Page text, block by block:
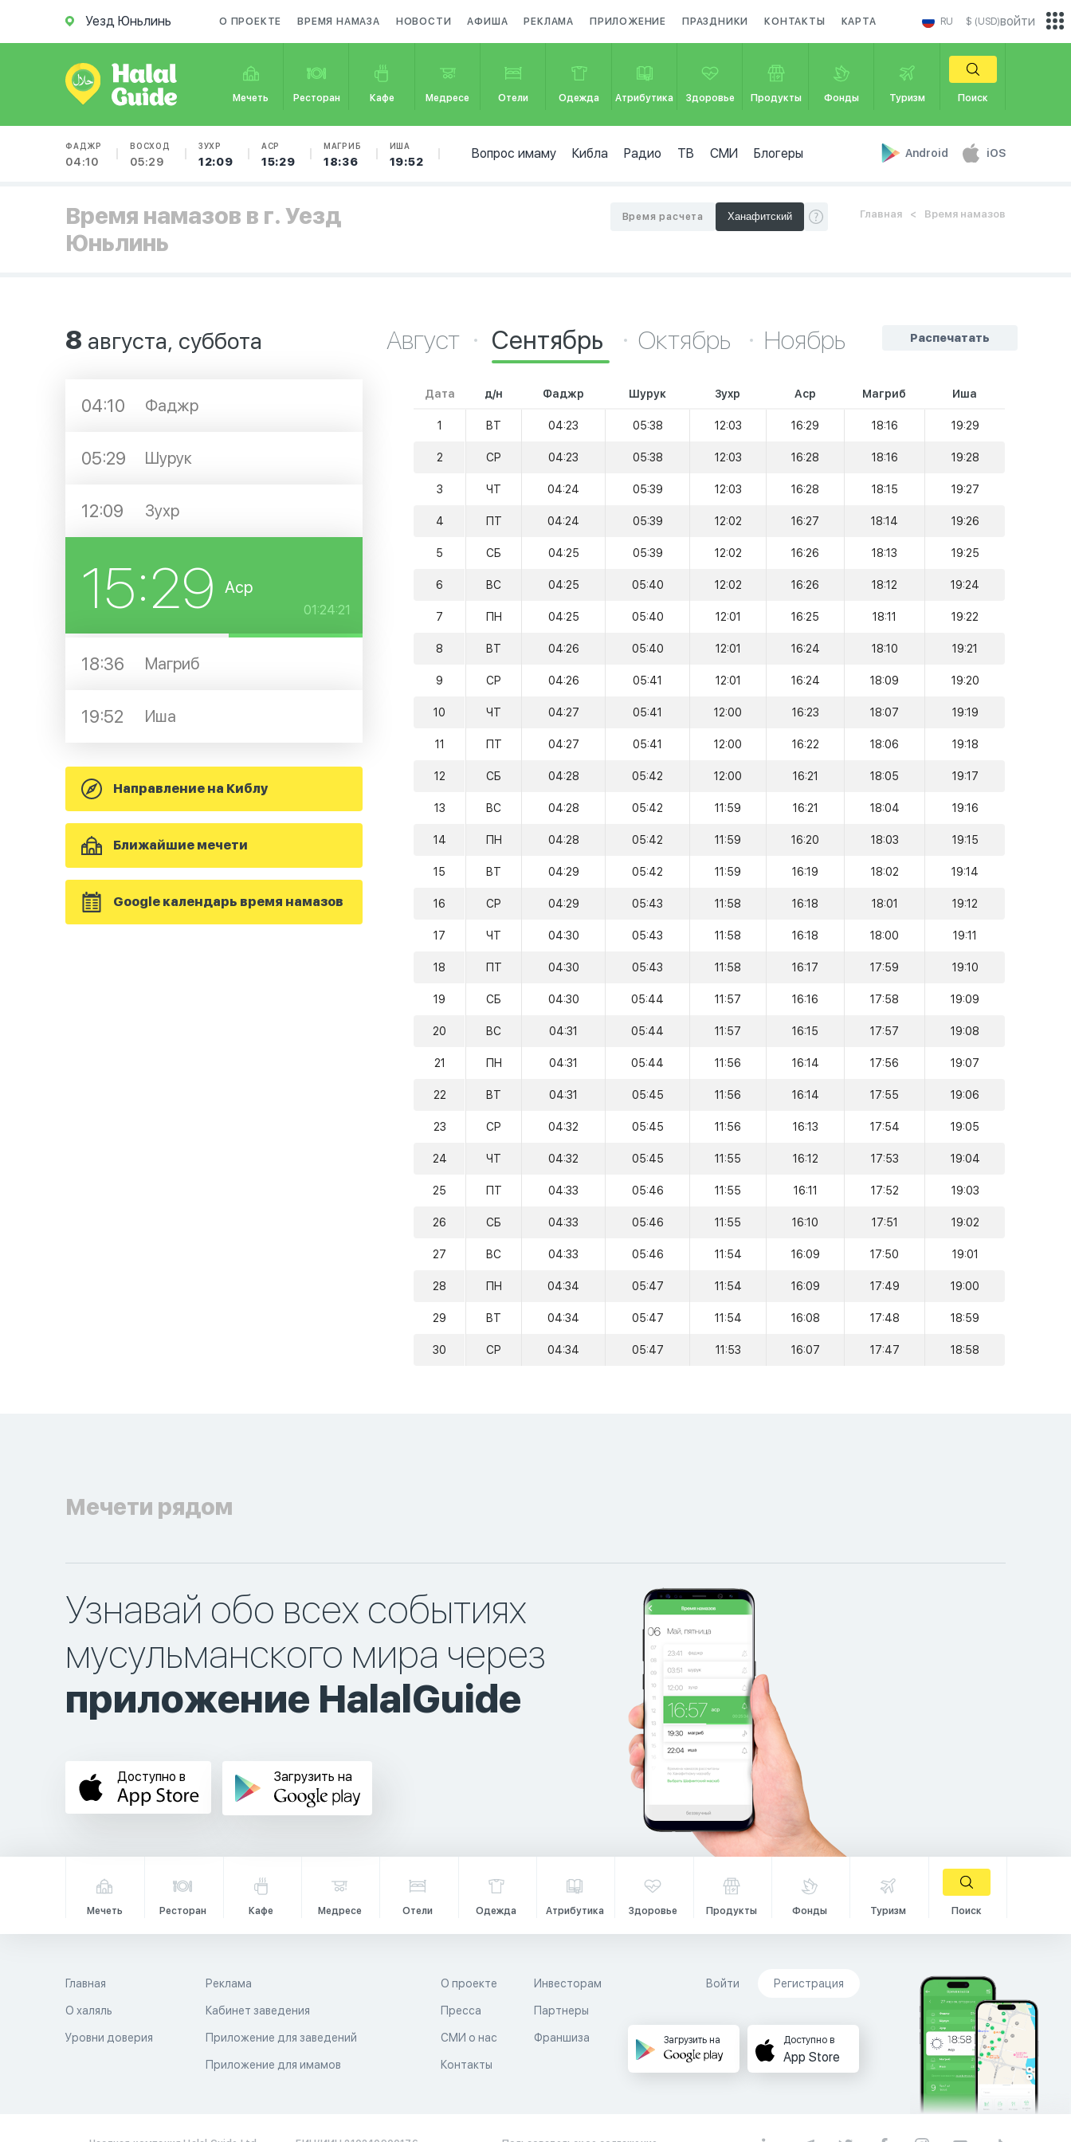
Уезд Юньлинь О ПРОЕКТЕ ВРЕМЯ НАМАЗА НОВОСТИ АФИША РЕКЛАМА ПРИЛОЖЕНИЕ ПРАЗДНИКИ КОНТАКТЫ КАРТА RU $ (USD)
Мечеть Ресторан Кафе Медресе Отели Одежда Атрибутика Здоровье Продукты Фонды Туризм Поиск
ФАДЖР
04:10
ВОСХОД
05:29
ЗУХР
12:09
АСР
15:29
МАГРИБ
18:36
ИША
19:52
Вопрос имаму Кибла Радио ТВ СМИ Блогеры Android iOS
войти
Время намазов в г. Уезд
Юньлинь
Главная Время намазов
Время расчета
8 августа, суббота
04:10 Фаджр
05:29 Шурук
12:09 Зухр
15:29 Аср
01:24:21
18:36 Магриб
19:52 Иша
Направление на Киблу
Ближайшие мечети
Google календарь время намазов
Распечатать
Август Сентябрь Октябрь Ноябрь
Дата д/н Фаджр Шурук Зухр Аср Магриб Иша
1 ВТ 04:23 05:38 12:03 16:29 18:16 19:29
2 СР 04:23 05:38 12:03 16:28 18:16 19:28
3 ЧТ 04:24 05:39 12:03 16:28 18:15 19:27
4 ПТ 04:24 05:39 12:02 16:27 18:14 19:26
5 СБ 04:25 05:39 12:02 16:26 18:13 19:25
6 ВС 04:25 05:40 12:02 16:26 18:12 19:24
7 ПН 04:25 05:40 12:01 16:25 18:11 19:22
8 ВТ 04:26 05:40 12:01 16:24 18:10 19:21
9 СР 04:26 05:41 12:01 16:24 18:09 19:20
10 ЧТ 04:27 05:41 12:00 16:23 18:07 19:19
11 ПТ 04:27 05:41 12:00 16:22 18:06 19:18
12 СБ 04:28 05:42 12:00 16:21 18:05 19:17
13 ВС 04:28 05:42 11:59 16:21 18:04 19:16
14 ПН 04:28 05:42 11:59 16:20 18:03 19:15
15 ВТ 04:29 05:42 11:59 16:19 18:02 19:14
16 СР 04:29 05:43 11:58 16:18 18:01 19:12
17 ЧТ 04:30 05:43 11:58 16:18 18:00 19:11
18 ПТ 04:30 05:43 11:58 16:17 17:59 19:10
19 СБ 04:30 05:44 11:57 16:16 17:58 19:09
20 ВС 04:31 05:44 11:57 16:15 17:57 19:08
21 ПН 04:31 05:44 11:56 16:14 17:56 19:07
22 ВТ 04:31 05:45 11:56 16:14 17:55 19:06
23 СР 04:32 05:45 11:56 16:13 17:54 19:05
24 ЧТ 04:32 05:45 11:55 16:12 17:53 19:04
25 ПТ 04:33 05:46 11:55 16:11 17:52 19:03
26 СБ 04:33 05:46 11:55 16:10 17:51 19:02
27 ВС 04:33 05:46 11:54 16:09 17:50 19:01
28 ПН 04:34 05:47 11:54 16:09 17:49 19:00
29 ВТ 04:34 05:47 11:54 16:08 17:48 18:59
30 СР 04:34 05:47 11:53 16:07 17:47 18:58
Мечети рядом
Узнавай обо всех событиях
мусульманского мира через
приложение HalalGuide
Доступно в Загрузить на
Мечеть Ресторан Кафе Медресе Отели Одежда Атрибутика Здоровье Продукты Фонды Туризм Поиск
Главная
О халяль
Уровни доверия
Реклама
Кабинет заведения
Приложение для заведений
Приложение для имамов
О проекте
Пресса
СМИ о нас
Контакты
Инвесторам
Партнеры
Франшиза
Войти Регистрация
Загрузить на Доступно в
App Store